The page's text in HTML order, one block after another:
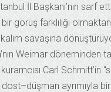
İl Başkanı’nın sarf
görüş farklılığı olmaktan
savaşına
Weimar döneminden
Carl Schmitt’in
ayrımıyla